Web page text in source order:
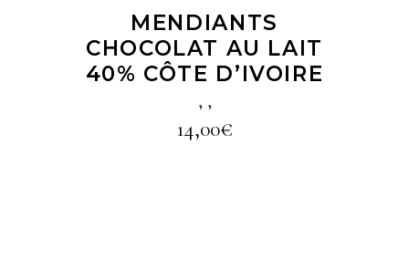
MENDIANTS
CHOCOLAT AU LAIT
40% CÔTE D’IVOIRE
, ,
14,00€